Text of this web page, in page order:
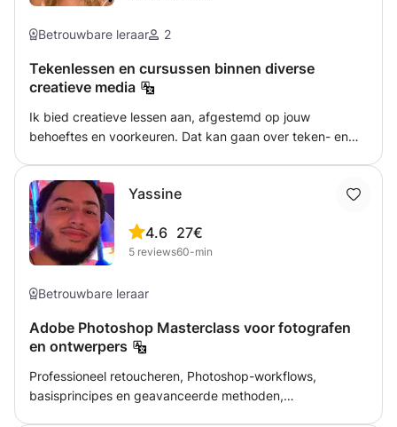
Betrouwbare leraar 2
Tekenlessen en cursussen binnen diverse
creatieve media
Ik bied creatieve lessen aan, afgestemd op jouw
behoeftes en voorkeuren. Dat kan gaan over teken- en
Samen bekijken we waar je staat, welke skills je zou willen
leren en komen we tot een doel om richting te geven aan
de inhoud van de lessen. Júist als je zegt 'ja, maar ik ben
eigenlijk niet zo creatief' of 'ja, maar ik kan niet goed
Yassine
4.6
5 reviews
27€
60-min
Betrouwbare leraar
Adobe Photoshop Masterclass voor fotografen
en ontwerpers
Professioneel retoucheren, Photoshop-workflows,
basisprincipes en geavanceerde methoden,